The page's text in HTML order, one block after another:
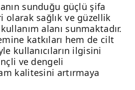
sunduğu güçlü şifa
olarak sağlık ve güzellik
alanı sunmaktadır.
katkıları hem de cilt
kullanıcıların ilgisini
ve dengeli
kalitesini artırmaya